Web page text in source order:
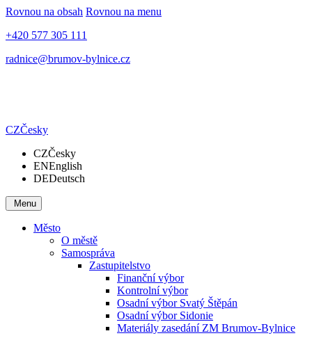
Rovnou na obsah Rovnou na menu
+420 577 305 111
radnice@brumov-bylnice.cz
CZČesky
CZČesky
ENEnglish
DEDeutsch
Menu
Město
O městě
Samospráva
Zastupitelstvo
Finanční výbor
Kontrolní výbor
Osadní výbor Svatý Štěpán
Osadní výbor Sidonie
Materiály zasedání ZM Brumov-Bylnice